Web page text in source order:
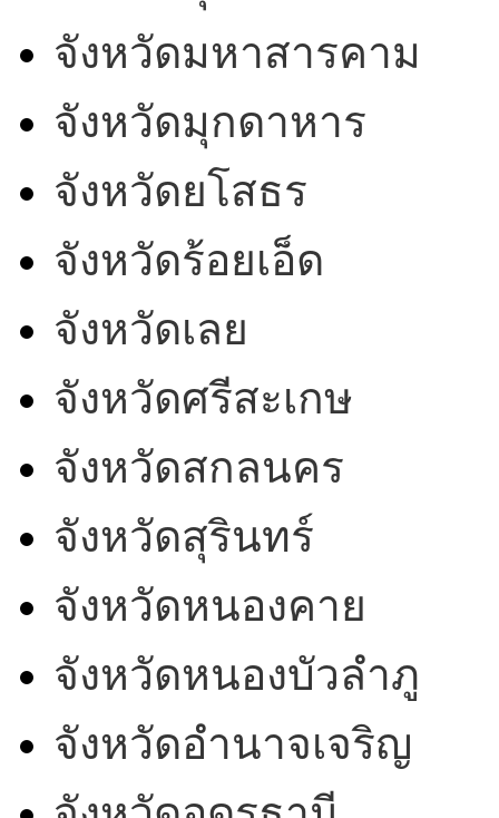
จังหวัดมหาสารคาม
จังหวัดมุกดาหาร
จังหวัดยโสธร
จังหวัดร้อยเอ็ด
จังหวัดเลย
จังหวัดศรีสะเกษ
จังหวัดสกลนคร
จังหวัดสุรินทร์
จังหวัดหนองคาย
จังหวัดหนองบัวลำภู
จังหวัดอำนาจเจริญ